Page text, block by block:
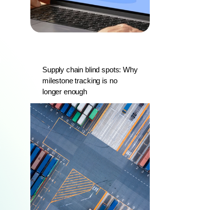
Supply chain blind spots: Why
milestone tracking is no
longer enough